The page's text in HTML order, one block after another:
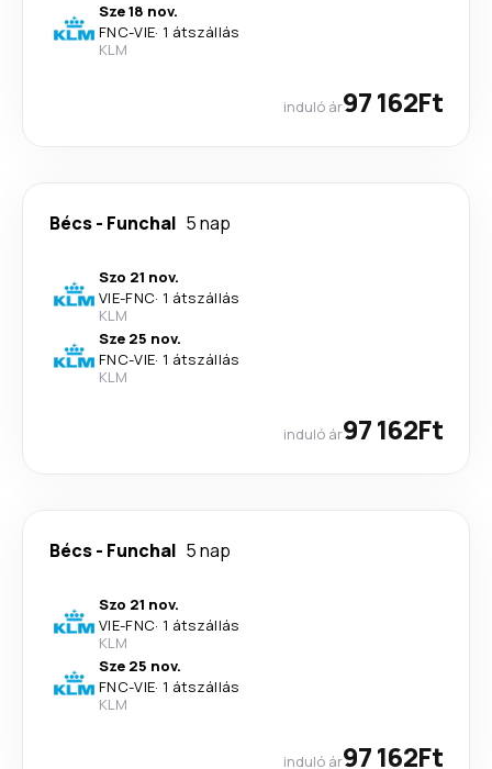
Sze 18 nov.
FNC-VIE· 1 átszállás
KLM
induló ár97 162Ft
Bécs- Funchal 5 nap
Szo 21 nov.
VIE-FNC· 1 átszállás
KLM
Sze 25 nov.
FNC-VIE· 1 átszállás
KLM
induló ár97 162Ft
Bécs- Funchal 5 nap
Szo 21 nov.
VIE-FNC· 1 átszállás
KLM
Sze 25 nov.
FNC-VIE· 1 átszállás
KLM
induló ár97 162Ft